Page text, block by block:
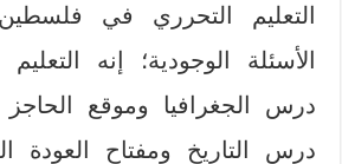
التعليم التحرري في
الأسئلة الوجودية؛ إنه
درس الجغرافيا وموقع
درس التاريخ ومفتاح العودة